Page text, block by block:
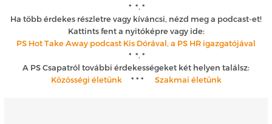
* *. *
Ha több érdekes részletre vagy kíváncsi, nézd meg a podcast-et!
Kattints fent a nyitóképre vagy ide:
PS Hot Take Away podcast Kis Dórával, a PS HR igazgatójával
* *. *
A PS Csapatról további érdekességeket két helyen találsz:
Közösségi életünk* * * Szakmai életünk